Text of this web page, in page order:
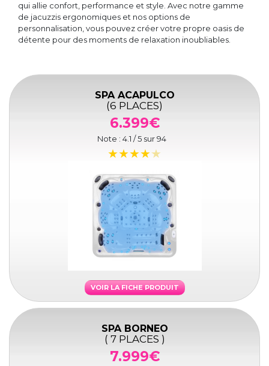
qui allie confort, performance et style. Avec notre gamme
de jacuzzis ergonomiques et nos options de
personnalisation, vous pouvez créer votre propre oasis de
détente pour des moments de relaxation inoubliables.
SPA ACAPULCO
(6 PLACES)
6.399€
Note : 4.1 / 5 sur94
VOIR LA FICHE PRODUIT
SPA BORNEO
( 7 PLACES )
7.999€